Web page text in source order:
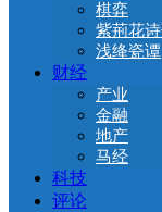
棋弈
紫荊花
浅绛瓷谭
财经
产业
金融
地产
马经
科技
评论